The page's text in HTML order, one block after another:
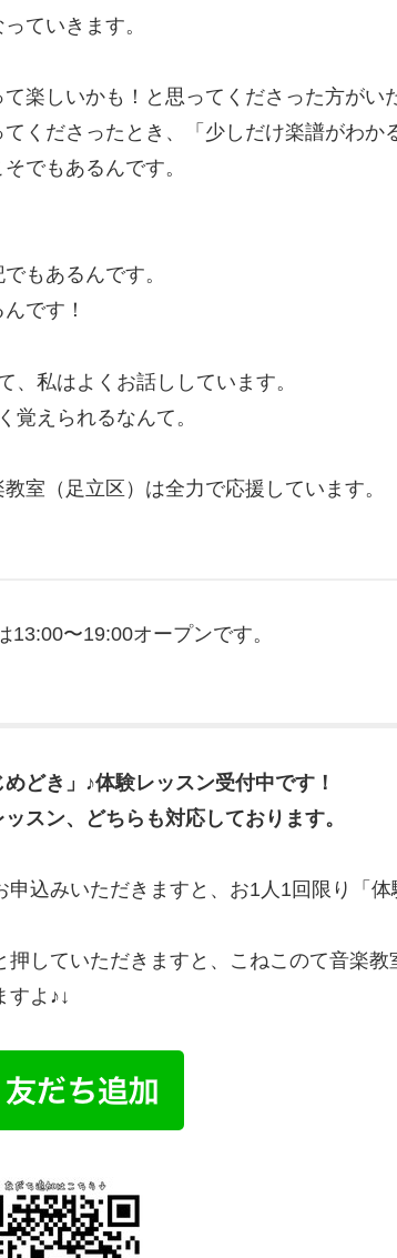
ていきます。
楽しいかも！と思ってくださった方がい
くださったとき、「少しだけ楽譜がわか
でもあるんです。
もあるんです。
です！
、私はよくお話ししています。
覚えられるなんて。
室（足立区）は全力で応援しています。
〜19:00オープンです。
どき」♪体験レッスン受付中です！
スン、どちらも対応しております。
込みいただきますと、お1人1回限り「
していただきますと、こねこのて音楽教
すよ♪↓